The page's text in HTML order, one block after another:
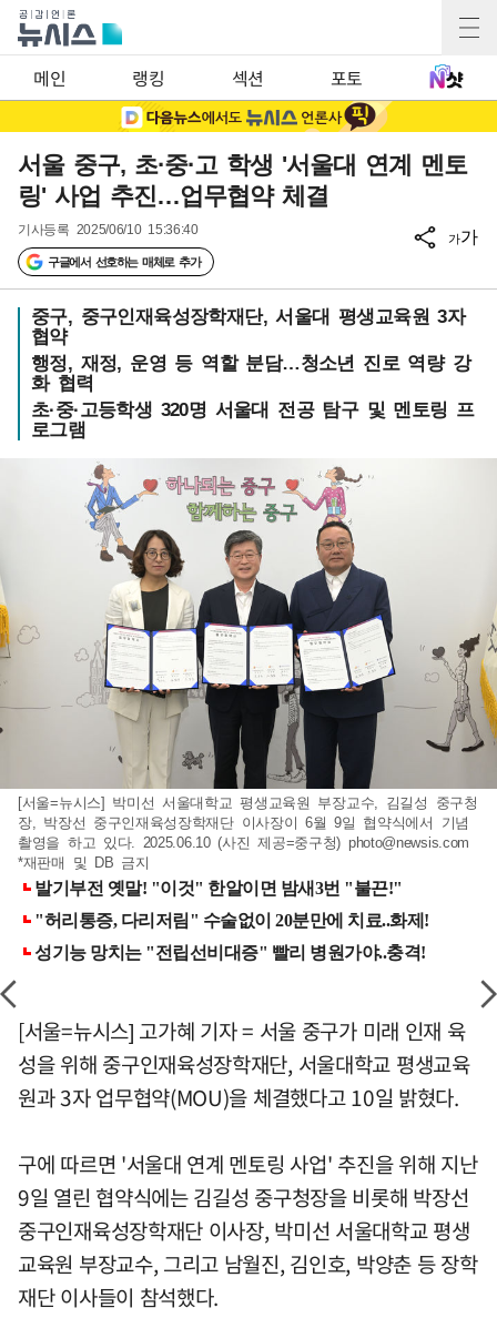
메인 랭킹 섹션 포토
서울 중구, 초·중·고 학생 '서울대 연계 멘토
링' 사업 추진…업무협약 체결
기사등록 2025/06/10 15:36:40
구글에서 선호하는 매체로 추가
가가
중구, 중구인재육성장학재단, 서울대 평생교육원 3자
협약
행정, 재정, 운영 등 역할 분담…청소년 진로 역량 강
화 협력
초·중·고등학생 320명 서울대 전공 탐구 및 멘토링 프
로그램
[서울=뉴시스] 박미선 서울대학교 평생교육원 부장교수, 김길성 중구청
장, 박장선 중구인재육성장학재단 이사장이 6월 9일 협약식에서 기념
촬영을 하고 있다. 2025.06.10 (사진 제공=중구청) photo@newsis.com
*재판매 및 DB 금지
[서울=뉴시스] 고가혜 기자 = 서울 중구가 미래 인재 육
성을 위해 중구인재육성장학재단, 서울대학교 평생교육
원과 3자 업무협약(MOU)을 체결했다고 10일 밝혔다.
구에 따르면 '서울대 연계 멘토링 사업' 추진을 위해 지난
9일 열린 협약식에는 김길성 중구청장을 비롯해 박장선
중구인재육성장학재단 이사장, 박미선 서울대학교 평생
교육원 부장교수, 그리고 남월진, 김인호, 박양춘 등 장학
재단 이사들이 참석했다.